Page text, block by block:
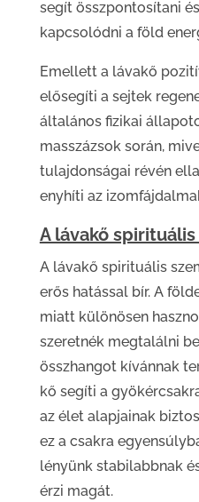
segít összpontosítani
kapcsolódni a föld
Emellett a lávakő
elősegíti a sejtek
általános fizikai
masszázsok során,
tulajdonságai révén
enyhíti az
A lávakő
A lávakő spirituális
erős hatással bír. A
miatt különösen
szeretnék megtalálni
összhangot kívánnak
kő segíti a
az élet alapjainak
ez a csakra
lényünk stabilabbnak
érzi magát.